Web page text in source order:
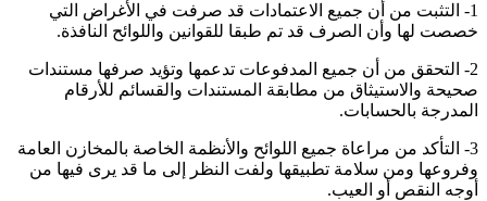
1- التثبت من أن جميع الاعتمادات قد صرفت في الأغراض التي
خصصت لها وأن الصرف قد تم طبقا للقوانين واللوائح النافذة.
2- التحقق من أن جميع المدفوعات تدعمها وتؤيد صرفها مستندات
صحيحة والاستيثاق من مطابقة المستندات والقسائم للأرقام
المدرجة بالحسابات.
3- التأكد من مراعاة جميع اللوائح والأنظمة الخاصة بالمخازن العامة
وفروعها ومن سلامة تطبيقها ولفت النظر إلى ما قد يرى فيها من
أوجه النقص أو العيب.